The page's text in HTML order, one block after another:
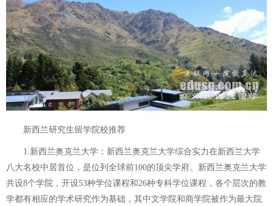
新西兰研究生留学院校推荐
1.新西兰奥克兰大学：新西兰奥克兰大学综合实力在新西兰大学
八大名校中居首位，是位列全球前100的顶尖学府。新西兰奥克兰大学
共设8个学院，开设53种学位课程和26种专科学位课程，各个层次的教
学都有相应的学术研究作为基础，其中文学院和商学院被作为最大院